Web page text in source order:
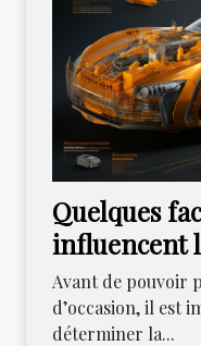
Quelques
influencent
véhicule
Avant de pouvoir
d’occasion, il est
déterminer la...